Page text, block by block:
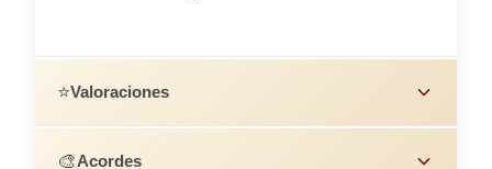
⭐Valoraciones
🎨Acordes